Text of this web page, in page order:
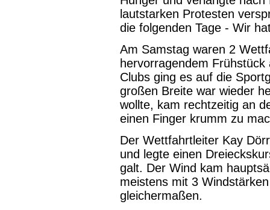
lautstarken Protesten
die folgenden Tage - Wir
Am Samstag waren 2
hervorragendem
Clubs ging es auf die
großen Breite war wieder
wollte, kam rechtzeitig an
einen Finger krumm zu
Der Wettfahrtleiter Kay
und legte einen
galt. Der Wind kam
meistens mit 3
gleichermaßen.